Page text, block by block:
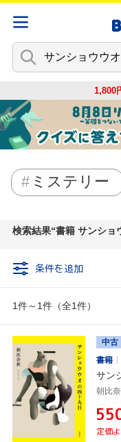
1,800
ミステリー
検索結果 書籍 サンショ
条件を追加
1件～1件（全1件）
中古
書籍
サン
朝比
定価